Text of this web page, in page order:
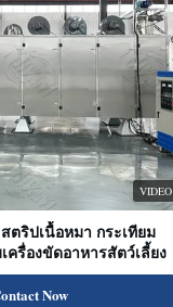
VIDEO
ตริปเนื้อหมา กระเทียม
ครื่องขัดอาหารสัตว์เลี้ยง
Now